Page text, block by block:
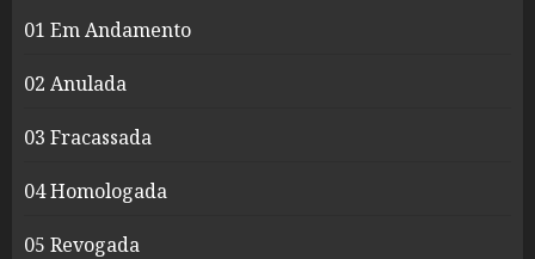
01 Em Andamento
02 Anulada
03 Fracassada
04 Homologada
05 Revogada